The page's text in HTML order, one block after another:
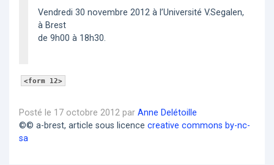
Vendredi 30 novembre 2012 à l’Université V.Segalen,
à Brest
de 9h00 à 18h30.
<form 12>
Posté le 17 octobre 2012 par Anne Delétoille
©© a-brest, article sous licence creative commons by-nc-
sa